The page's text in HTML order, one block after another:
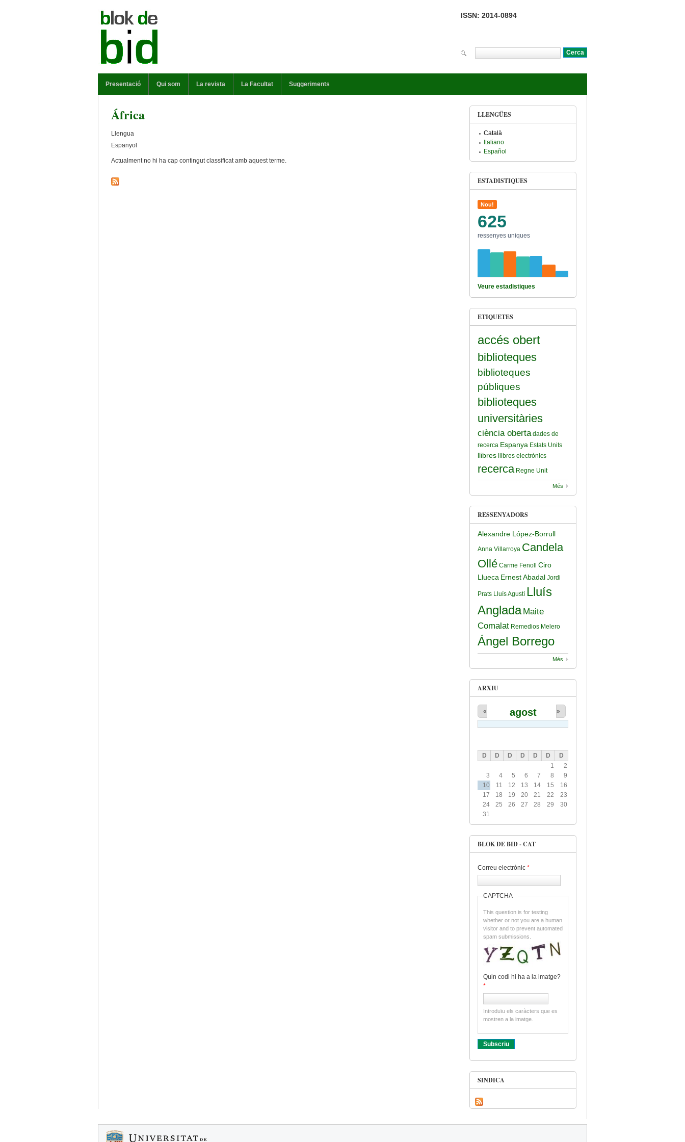
ISSN: 2014-0894
Presentació Qui som La revista La Facultat Suggeriments
África
Llengua
Espanyol
Actualment no hi ha cap contingut classificat amb aquest terme.
LLENGÜES
Català
Italiano
Español
ESTADISTIQUES
Nou!
625
ressenyes uniques
Veure estadistiques
ETIQUETES
accés obert
biblioteques
biblioteques
públiques
biblioteques
universitàries
ciència oberta dades de
recerca Espanya Estats Units
llibres llibres electrònics
recerca Regne Unit
Més
RESSENYADORS
Alexandre López-Borrull
Anna Villarroya Candela
Ollé Carme Fenoll
Ciro
Llueca Ernest Abadal Jordi
Prats Lluís Agustí Lluís
Anglada Maite
Comalat Remedios Melero
Ángel Borrego
Més
ARXIU
agost
« »
D D D D D D
D
1
2
3
4 5 6 7 8
9
10
11 12 13 14 15
16
17
18 19 20 21 22
23
24
25 26 27 28 29
30
31
BLOK DE BID - CAT
Correu electrònic *
CAPTCHA
This question is for testing
whether or not you are a human
visitor and to prevent automated
spam submissions.
Quin codi hi ha a la imatge?
*
Introduïu els caràcters que es
mostren a la imatge.
SINDICA